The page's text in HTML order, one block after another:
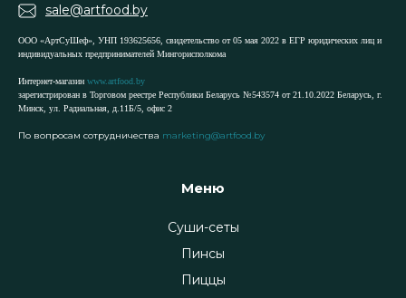
sale@artfood.by
ООО «АртСуШеф», УНП 193625656, свидетельство от 05 мая 2022 в ЕГР юридических лиц и
индивидуальных предпринимателей Мингорисполкома
Интернет-магазин www.artfood.by
зарегистрирован в Торговом реестре Республики Беларусь №543574 от 21.10.2022 Беларусь, г.
Минск, ул. Радиальная, д.11Б/5, офис 2
По вопросам сотрудничества marketing@artfood.by
Меню
Суши-сеты
Пинсы
Пиццы